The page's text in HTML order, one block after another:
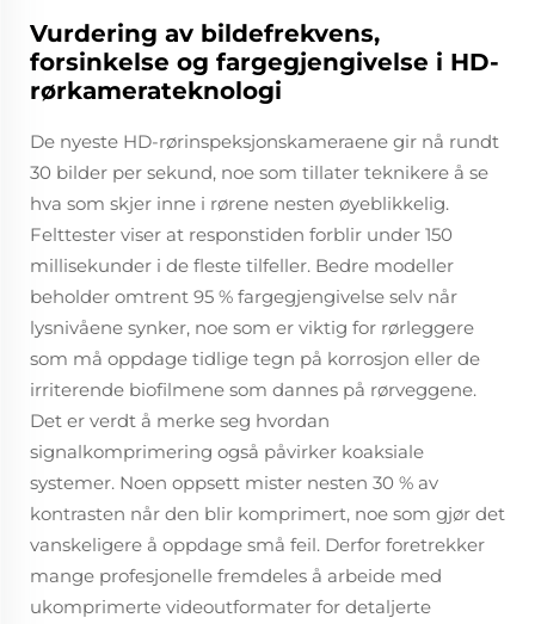
Vurdering av bildefrekvens,
forsinkelse og fargegjengivelse i HD-
rørkamerateknologi
De nyeste HD-rørinspeksjonskameraene gir nå rundt
30 bilder per sekund, noe som tillater teknikere å se
hva som skjer inne i rørene nesten øyeblikkelig.
Felttester viser at responstiden forblir under 150
millisekunder i de fleste tilfeller. Bedre modeller
beholder omtrent 95 % fargegjengivelse selv når
lysnivåene synker, noe som er viktig for rørleggere
som må oppdage tidlige tegn på korrosjon eller de
irriterende biofilmene som dannes på rørveggene.
Det er verdt å merke seg hvordan
signalkomprimering også påvirker koaksiale
systemer. Noen oppsett mister nesten 30 % av
kontrasten når den blir komprimert, noe som gjør det
vanskeligere å oppdage små feil. Derfor foretrekker
mange profesjonelle fremdeles å arbeide med
ukomprimerte videoutformater for detaljerte